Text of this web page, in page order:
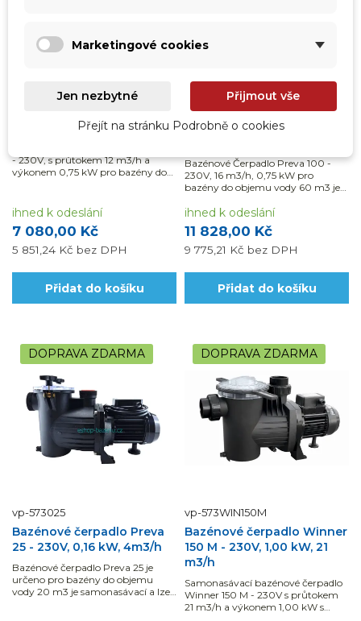
vp-57FF012
0,75 kW, 12m3/h
- 230V, s průtokem 12 m3/h a
výkonem 0,75 kW pro bazény do
pouze na sladkou vodu.
7 080,00 Kč
5 851,24 Kč bez DPH
ihned k odeslání
Přidat do košíku
vp-573100
Bazénové Čerpadlo Preva
100 - 230V, 0,75 kW, 16
Bazénové Čerpadlo Preva 100 -
230V, 16 m3/h, 0,75 kW pro
bazény do objemu vody 60 m3 je
slanou vodu. Využijte
možnosti naší montáže a dodávky
materiálu s DPH ve...
11 828,00 Kč
9 775,21 Kč bez DPH
ihned k odeslání
Přidat do košíku
DOPRAVA ZDARMA
vp-573025
Bazénové čerpadlo Preva
25 - 230V, 0,16 kW, 4m3/h
Bazénové čerpadlo Preva 25 je
určeno pro bazény do objemu
vody 20 m3 je samonasávací a lze
DOPRAVA ZDARMA
vp-573WIN150M
Bazénové čerpadlo Winner
150 M - 230V, 1,00 kW, 21
m3/h
Samonasávací bazénové čerpadlo
Winner 150 M - 230V s průtokem
21 m3/h a výkonem 1,00 kW s
Marketingové cookies
Jen nezbytné Přijmout vše
Přejít na stránku Podrobně o cookies